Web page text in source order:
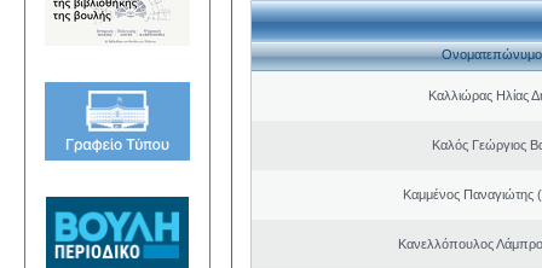
Ονοματεπώνυμο
Καλλιώρας Ηλίας
Καλός Γεώργιος
Καμμένος Παναγιώτης
Κανελλόπουλος